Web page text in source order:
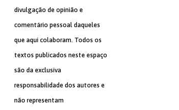
divulgação de opinião e
comentário pessoal daqueles
que aqui colaboram. Todos os
textos publicados neste espaço
são da exclusiva
responsabilidade dos autores e
não representam